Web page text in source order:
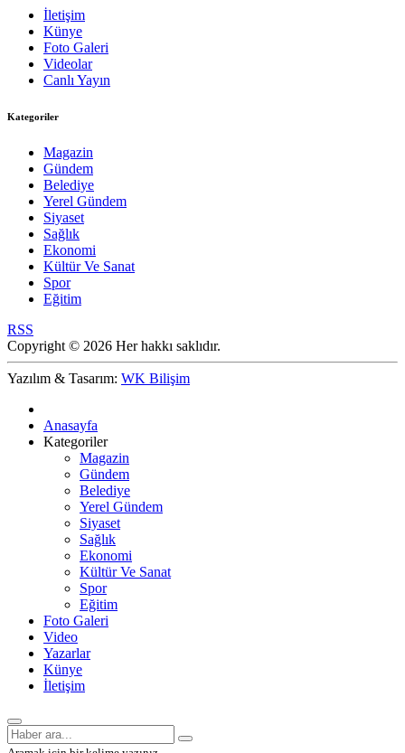
İletişim
Künye
Foto Galeri
Videolar
Canlı Yayın
Kategoriler
Magazin
Gündem
Belediye
Yerel Gündem
Siyaset
Sağlık
Ekonomi
Kültür Ve Sanat
Spor
Eğitim
RSS
Copyright © 2026 Her hakkı saklıdır.
Yazılım & Tasarım: WK Bilişim
Anasayfa
Kategoriler
Magazin
Gündem
Belediye
Yerel Gündem
Siyaset
Sağlık
Ekonomi
Kültür Ve Sanat
Spor
Eğitim
Foto Galeri
Video
Yazarlar
Künye
İletişim